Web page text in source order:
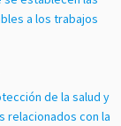
a los trabajos
de la salud y
relacionados con la